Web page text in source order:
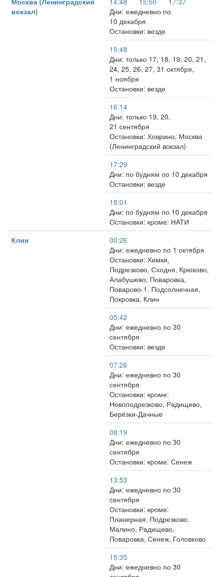
вокзал)
Дни: ежедневно по
10 декабря
Остановки: везде
15:48
Дни: только 17, 18, 19, 20, 21,
24, 25, 26, 27, 31 октября,
1 ноября
Остановки: везде
16:14
Дни: только 19, 20,
21 сентября
Остановки: Ховрино, Москва
(Ленинградский вокзал)
17:29
Дни: по будням по 10 декабря
Остановки: везде
18:01
Дни: по будням по 10 декабря
Остановки: кроме: НАТИ
Клин
00:26
Дни: ежедневно по 1 октября
Остановки: Химки,
Подрезково, Сходня, Крюково,
Алабушево, Поваровка,
Поварово-1, Подсолнечная,
Покровка, Клин
05:42
Дни: ежедневно по 30
сентября
Остановки: везде
07:26
Дни: ежедневно по 30
сентября
Остановки: кроме:
Новоподрезково, Радищево,
Берёзки-Дачные
08:19
Дни: ежедневно по 30
сентября
Остановки: кроме: Сенеж
13:53
Дни: ежедневно по 30
сентября
Остановки: кроме:
Планерная, Подрезково,
Малино, Радищево,
Поваровка, Сенеж, Головково
15:35
Дни: ежедневно по 30